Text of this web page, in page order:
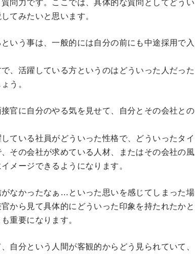
問力です。ここでは、具体的な質問としてどうい
てみたいと思います。
いう事は、一般的には自分の前にも中途採用で入
、活躍している方というのはどういった人だった
う。
官に自分のやる気を見せて、自分とその会社との
ている社員がどういった性格で、どういったタイ
その会社が求めている人材、またはその会社の風
メージできるようになります。
なかったなぁ…といった思いを感じてしまった場
から見て具体的にどういった印象を持たれたかと
重要になります。
自分という人間が客観的からどう見られていて、